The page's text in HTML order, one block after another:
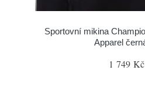
Sportovní mikina
Apparel
1 749 Kč